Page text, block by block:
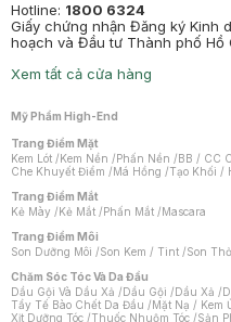
Hotline: 1800 6324
Giấy chứng nhận Đăng ký Kinh
hoạch và Đầu tư Thành phố Hồ
Xem tất cả cửa hàng
Mỹ Phẩm High-End
Trang Điểm Mặt
Kem Lót /Kem Nền /Phấn Nền /BB / CC
Che Khuyết Điểm /Má Hồng /Tạo Khối /
Trang Điểm Mắt
Kẻ Mày /Kẻ Mắt /Phấn Mắt /Mascara
Trang Điểm Môi
Son Dưỡng Môi /Son Kem / Tint /Son
Chăm Sóc Tóc Và Da Đầu
Dầu Gội Và Dầu Xả /Dầu Gội /Dầu Xả /
Tẩy Tế Bào Chết Da Đầu /Mặt Nạ / Kem
Xịt Dưỡng Tóc /Thuốc Nhuộm Tóc /Sản